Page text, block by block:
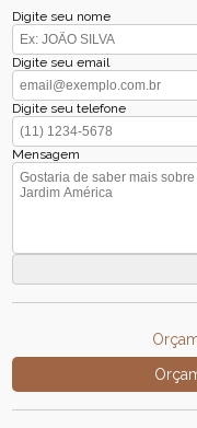
Digite seu nome
Digite seu email
Digite seu telefone
Mensagem